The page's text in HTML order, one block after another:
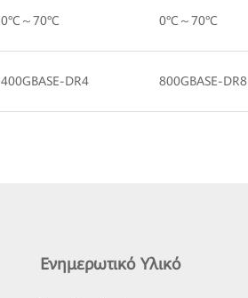
0°C～70°C 0°C～70°C
400GBASE-DR4 800GBASE-DR8
Ενημερωτικό Υλικό